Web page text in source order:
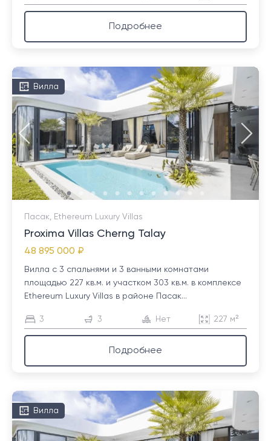
Подробнее
Вилла
Пасак, Ethereum Luxury Villas
Proxima Villas Cherng Talay
48 895 000 ₽
Вилла с 3 спальнями и 3 ванными комнатами
площадью 227 кв.м. и участком 303 кв.м. в комплексе
Ethereum Luxury Villas в районе Пасак...
3 3 Нет 227 м²
Подробнее
Вилла